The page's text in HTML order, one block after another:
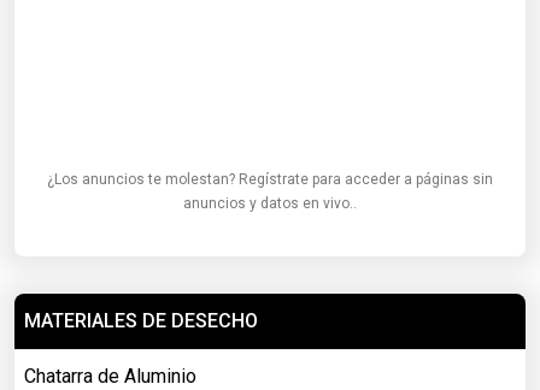
¿Los anuncios te molestan? Regístrate para acceder a páginas sin
anuncios y datos en vivo..
MATERIALES DE DESECHO
Chatarra de Aluminio